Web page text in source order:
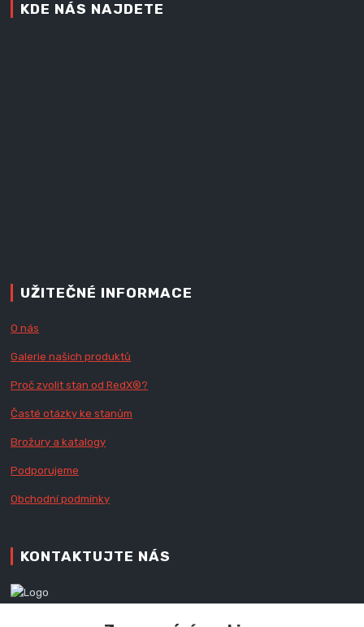
KDE NÁS NAJDETE
UŽITEČNÉ INFORMACE
O nás
Galerie našich produktů
Proč zvolit stan od RedX®?
Časté otázky ke stanům
Brožury a katalogy
Podporujeme
Obchodní podmínky
KONTAKTUJTE NÁS